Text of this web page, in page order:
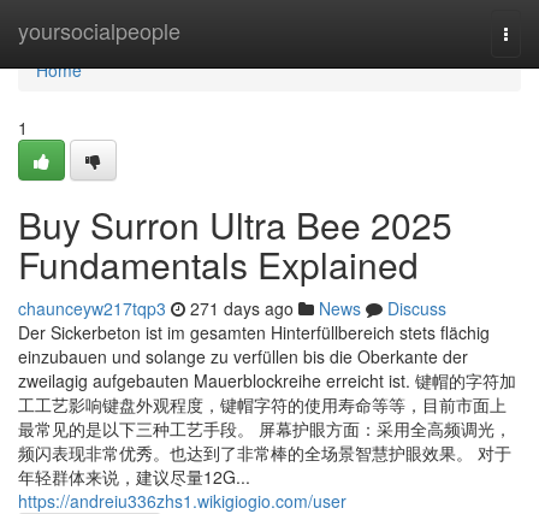
yoursocialpeople
Home
Home
1
Buy Surron Ultra Bee 2025
Fundamentals Explained
chaunceyw217tqp3 271 days ago News
Discuss
Der Sickerbeton ist im gesamten Hinterfüllbereich stets flächig
einzubauen und solange zu verfüllen bis die Oberkante der
zweilagig aufgebauten Mauerblockreihe erreicht ist. 键帽的字符加
工工艺影响键盘外观程度，键帽字符的使用寿命等等，目前市面上
最常见的是以下三种工艺手段。 屏幕护眼方面：采用全高频调光，
频闪表现非常优秀。也达到了非常棒的全场景智慧护眼效果。 对于
年轻群体来说，建议尽量12G...
https://andreiu336zhs1.wikigiogio.com/user